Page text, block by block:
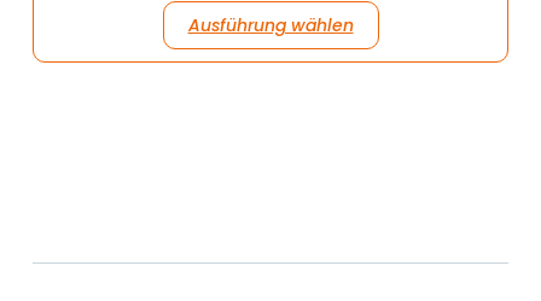
Ausführung wählen